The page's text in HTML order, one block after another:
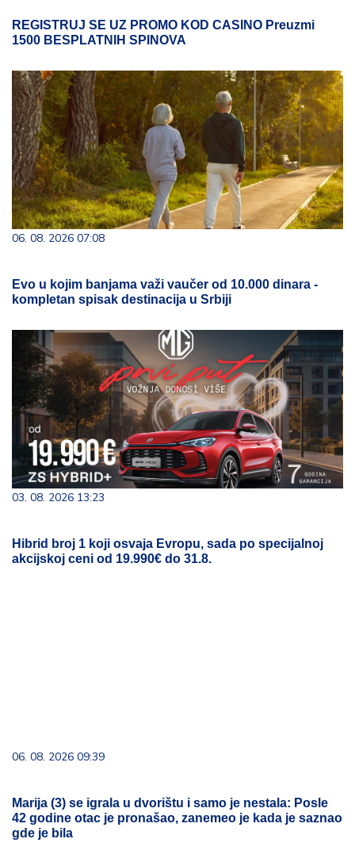
REGISTRUJ SE UZ PROMO KOD CASINO Preuzmi
1500 BESPLATNIH SPINOVA
06. 08. 2026 07:08
Evo u kojim banjama važi vaučer od 10.000 dinara -
kompletan spisak destinacija u Srbiji
03. 08. 2026 13:23
Hibrid broj 1 koji osvaja Evropu, sada po specijalnoj
akcijskoj ceni od 19.990€ do 31.8.
06. 08. 2026 09:39
Marija (3) se igrala u dvorištu i samo je nestala: Posle
42 godine otac je pronašao, zanemeo je kada je saznao
gde je bila